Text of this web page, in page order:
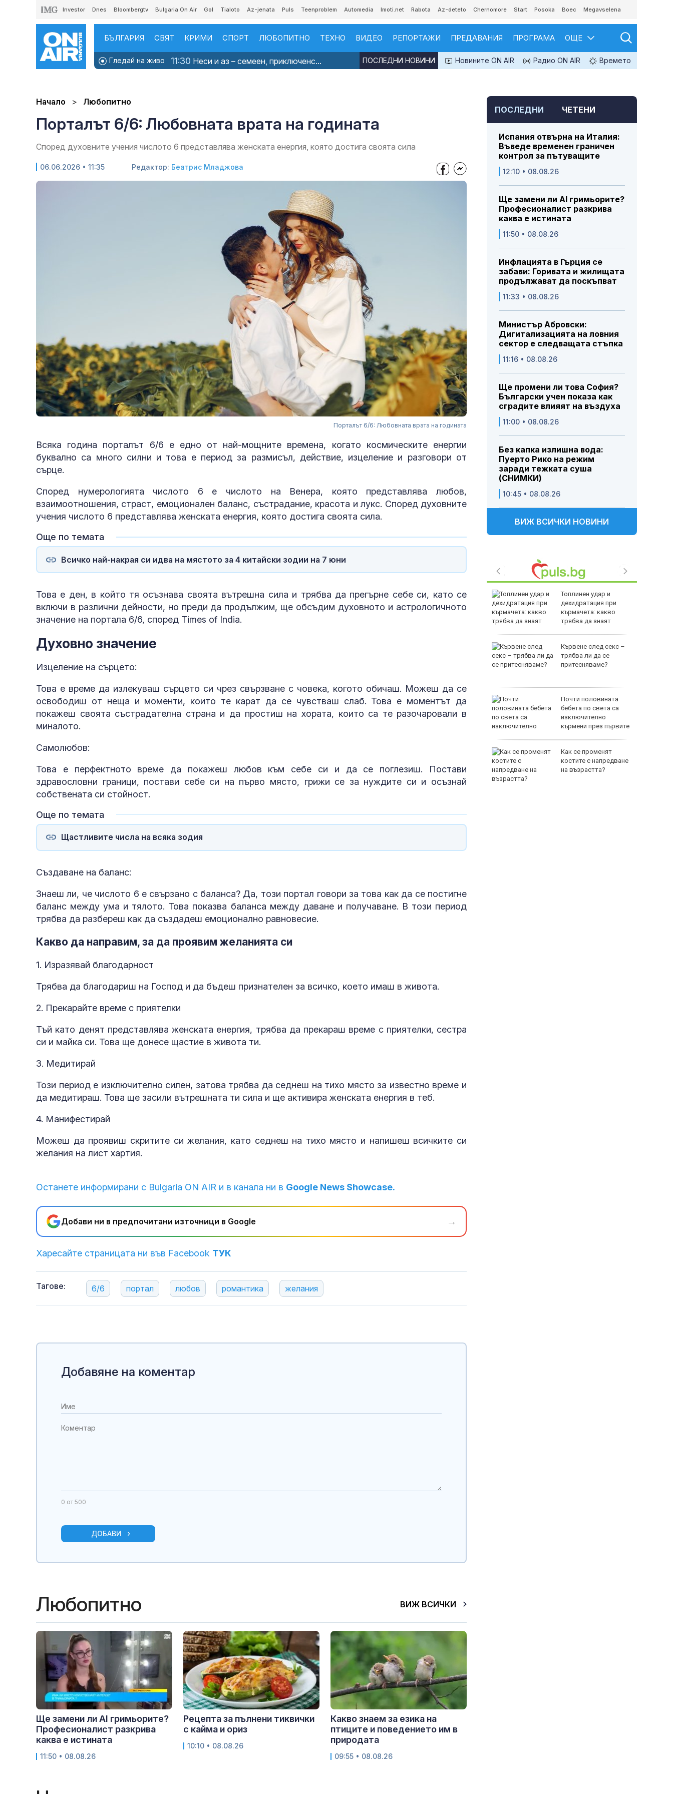
Investor Dnes Bloombergtv Bulgaria On Air Gol Tialoto Az-jenata Puls Teenproblem Automedia Imoti.net Rabota Az-deteto Chernomore Start Posoka Boec Megavselena
БЪЛГАРИЯ СВЯТ КРИМИ СПОРТ ЛЮБОПИТНО ТЕХНО ВИДЕО РЕПОРТАЖИ ПРЕДАВАНИЯ ПРОГРАМА ОЩЕ
Гледай на живо 11:30 Неси и аз – семеен, приключенс... Новините ON AIR Радио ON AIR Времето
ПОСЛЕДНИ НОВИНИ
Начало Любопитно
Порталът 6/6: Любовната врата на годината
Според духовните учения числото 6 представлява женската енергия, която достига своята сила
06.06.2026 • 11:35 Редактор: Беатрис Младжова
Порталът 6/6: Любовната врата на годината
Всяка година порталът 6/6 е едно от най-мощните времена, когато космическите енергии
буквално са много силни и това е период за размисъл, действие, изцеление и разговори от
сърце.
Според нумерологията числото 6 е числото на Венера, която представлява любов,
взаимоотношения, страст, емоционален баланс, състрадание, красота и лукс. Според духовните
учения числото 6 представлява женската енергия, която достига своята сила.
Още по темата
Всичко най-накрая си идва на мястото за 4 китайски зодии на 7 юни
Това е ден, в който тя осъзнава своята вътрешна сила и трябва да прегърне себе си, като се
включи в различни дейности, но преди да продължим, ще обсъдим духовното и астрологичното
значение на портала 6/6, според Times of India.
Духовно значение
Изцеление на сърцето:
Това е време да излекуваш сърцето си чрез свързване с човека, когото обичаш. Можеш да се
освободиш от неща и моменти, които те карат да се чувстваш слаб. Това е моментът да
покажеш своята състрадателна страна и да простиш на хората, които са те разочаровали в
миналото.
Самолюбов:
Това е перфектното време да покажеш любов към себе си и да се поглезиш. Постави
здравословни граници, постави себе си на първо място, грижи се за нуждите си и осъзнай
собствената си стойност.
Още по темата
Щастливите числа на всяка зодия
Създаване на баланс:
Знаеш ли, че числото 6 е свързано с баланса? Да, този портал говори за това как да се постигне
баланс между ума и тялото. Това показва баланса между даване и получаване. В този период
трябва да разбереш как да създадеш емоционално равновесие.
Какво да направим, за да проявим желанията си
1. Изразявай благодарност
Трябва да благодариш на Господ и да бъдеш признателен за всичко, което имаш в живота.
2. Прекарайте време с приятелки
Тъй като денят представлява женската енергия, трябва да прекараш време с приятелки, сестра
си и майка си. Това ще донесе щастие в живота ти.
3. Медитирай
Този период е изключително силен, затова трябва да седнеш на тихо място за известно време и
да медитираш. Това ще засили вътрешната ти сила и ще активира женската енергия в теб.
4. Манифестирай
Можеш да проявиш скритите си желания, като седнеш на тихо място и напишеш всичките си
желания на лист хартия.
Останете информирани с Bulgaria ON AIR и в канала ни в Google News Showcase.
Добави ни в предпочитани източници в Google →
Харесайте страницата ни във Facebook ТУК
Тагове: 6/6 портал любов романтика желания
ПОСЛЕДНИ ЧЕТЕНИ
Испания отвърна на Италия:
Въведе временен граничен
контрол за пътуващите
12:10 • 08.08.26
Ще замени ли AI гримьорите?
Професионалист разкрива
каква е истината
11:50 • 08.08.26
Инфлацията в Гърция се
забави: Горивата и жилищата
продължават да поскъпват
11:33 • 08.08.26
Министър Абровски:
Дигитализацията на ловния
сектор е следващата стъпка
11:16 • 08.08.26
Ще промени ли това София?
Български учен показа как
сградите влияят на въздуха
11:00 • 08.08.26
Без капка излишна вода:
Пуерто Рико на режим
заради тежката суша
(СНИМКИ)
10:45 • 08.08.26
ВИЖ ВСИЧКИ НОВИНИ
Проф. Кантарджиев:
треска вече е тук
Национален позор:
Тръмп за съдебното
решение за спиране
Не съм виждал
подобна жестокост и
садизъм от непълнолетни, случаят е
Топлинен удар и
дехидратация при
кърмачета: какво
трябва да знаят
Кървене след секс –
трябва ли да се
притесняваме?
Почти половината
бебета по света са
изключително
кърмени през първите
Как се променят
костите с напредване
на възрастта?
Добавяне на коментар
0 от 500
ДОБАВИ
Любопитно ВИЖ ВСИЧКИ
Ще замени ли AI гримьорите?
Професионалист разкрива
каква е истината
11:50 • 08.08.26
Рецепта за пълнени тиквички
с кайма и ориз
10:10 • 08.08.26
Какво знаем за езика на
птиците и поведението им в
природата
09:55 • 08.08.26